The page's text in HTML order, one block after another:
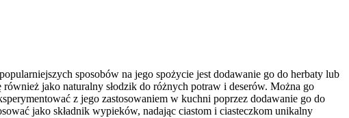
sposobów na jego spożycie jest dodawanie go do herbaty lub
jako naturalny słodzik do różnych potraw i deserów. Można go
z jego zastosowaniem w kuchni poprzez dodawanie go do
jako składnik wypieków, nadając ciastom i ciasteczkom unikalny